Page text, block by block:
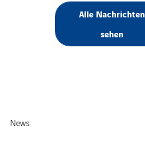
Alle Nachrichten
sehen
News